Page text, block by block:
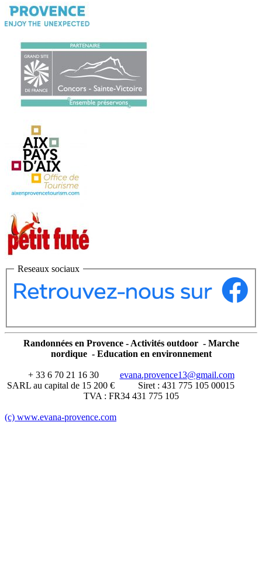
Reseaux sociaux
Randonnées en Provence - Activités outdoor - Marche
nordique - Education en environnement
+ 33 6 70 21 16 30 evana.provence13@gmail.com
SARL au capital de 15 200 € Siret : 431 775 105 00015
TVA : FR34 431 775 105
(c) www.evana-provence.com